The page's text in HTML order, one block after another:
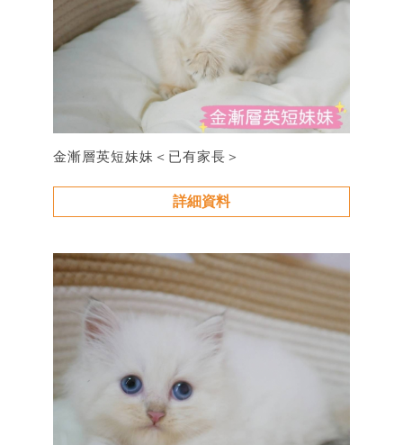
金漸層英短妹妹＜已有家長＞
詳細資料